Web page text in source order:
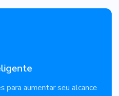
para aumentar seu alcance